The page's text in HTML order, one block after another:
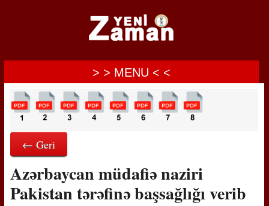
> > MENU < <
← Geri
Azərbaycan müdafiə naziri
Pakistan tərəfinə başsağlığı verib